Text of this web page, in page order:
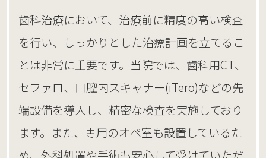
歯科治療において、治療前に精度の高い検査
を行い、しっかりとした治療計画を立てるこ
とは非常に重要です。当院では、歯科用CT、
セファロ、口腔内スキャナー(iTero)などの先
端設備を導入し、精密な検査を実施しており
ます。また、専用のオペ室も設置しているた